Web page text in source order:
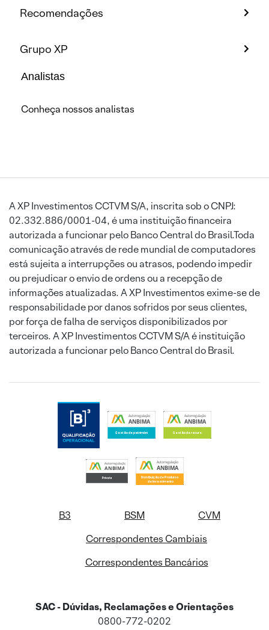
Recomendações
Grupo XP
Analistas
Conheça nossos analistas
A XP Investimentos CCTVM S/A, inscrita sob o CNPJ:
02.332.886/0001-04, é uma instituição financeira
autorizada a funcionar pelo Banco Central do Brasil.Toda
comunicação através de rede mundial de computadores
está sujeita a interrupções ou atrasos, podendo impedir
ou prejudicar o envio de ordens ou a recepção de
informações atualizadas. A XP Investimentos exime-se de
responsabilidade por danos sofridos por seus clientes,
por força de falha de serviços disponibilizados por
terceiros. A XP Investimentos CCTVM S/A é instituição
autorizada a funcionar pelo Banco Central do Brasil.
B3 BSM
CVM
Correspondentes Cambiais
Correspondentes Bancários
SAC - Dúvidas, Reclamações e Orientações
0800-772-0202